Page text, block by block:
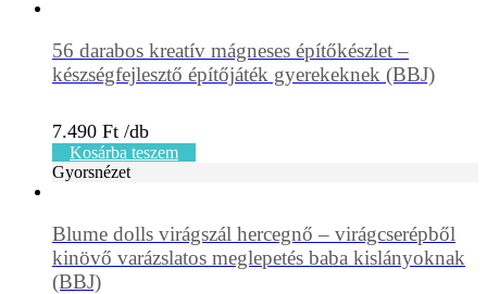
56 darabos kreatív mágneses építőkészlet –
készségfejlesztő építőjáték gyerekeknek (BBJ)
7.490 Ft
Kosárba teszem
Gyorsnézet
Blume dolls virágszál hercegnő – virágcserépből
kinövő varázslatos meglepetés baba kislányoknak
(BBJ)